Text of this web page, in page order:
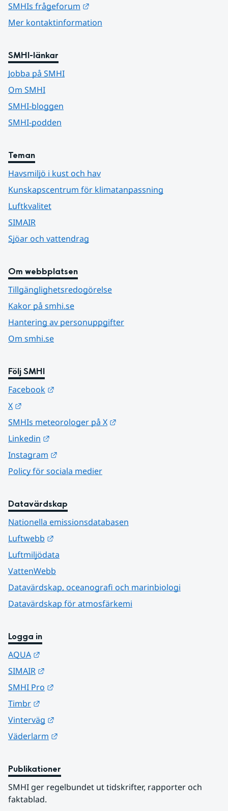
SMHIs frågeforum
Mer kontaktinformation
SMHI-länkar
Jobba på SMHI
Om SMHI
SMHI-bloggen
SMHI-podden
Teman
Havsmiljö i kust och hav
Kunskapscentrum för klimatanpassning
Luftkvalitet
SIMAIR
Sjöar och vattendrag
Om webbplatsen
Tillgänglighetsredogörelse
Kakor på smhi.se
Hantering av personuppgifter
Om smhi.se
Följ SMHI
Facebook
X
SMHIs meteorologer på X
Linkedin
Instagram
Policy för sociala medier
Datavärdskap
Nationella emissionsdatabasen
Luftwebb
Luftmiljödata
VattenWebb
Datavärdskap, oceanografi och marinbiologi
Datavärdskap för atmosfärkemi
Logga in
AQUA
SIMAIR
SMHI Pro
Timbr
Vinterväg
Väderlarm
Publikationer
SMHI ger regelbundet ut tidskrifter, rapporter och
faktablad.